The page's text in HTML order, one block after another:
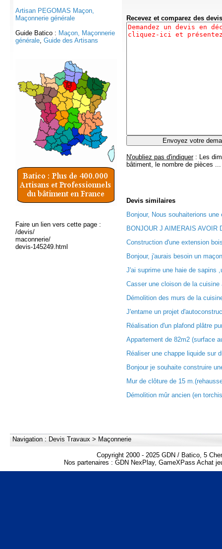
Artisan PEGOMAS Maçon,
Maçonnerie générale
Guide Batico : Maçon, Maçonnerie
générale, Guide des Artisans
Faire un lien vers cette page :
/devis/
maconnerie/
devis-145249.html
Recevez et comparez des
N'oubliez pas d'indiquer: Les
bâtiment, le nombre de pièces ...
Devis similaires
Bonjour, Nous souhaiterions
BONJOUR J AIMERAIS AVOIR
Construction d'une extension
Bonjour, j'aurais besoin un
J'ai suprime une haie de sapins
Casser une cloison de la cuisine
Démolition des murs de la
J'entame un projet
Réalisation d'un plafond plâtre
Appartement de 82m2 (surface
Réaliser une chappe liquide sur
Bonjour je souhaite construire
Mur de clôture de 15
Démolition mûr ancien (en
Navigation : Devis Travaux > Maçonnerie
Copyright 2000 - 2025 GDN / Batico, 5
Nos partenaires : GDN NexPlay, GameXPass Achat